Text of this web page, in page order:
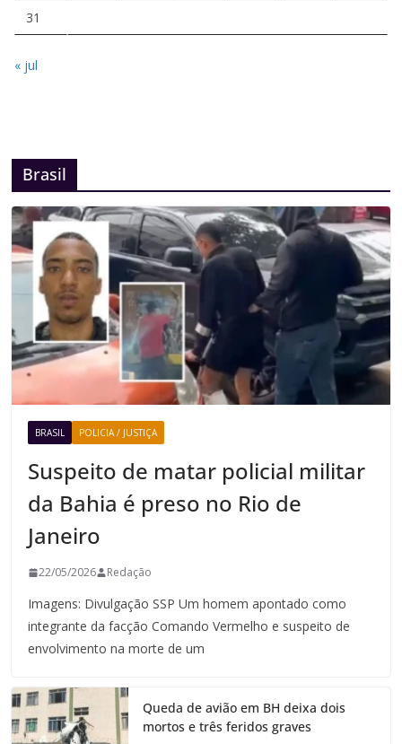
31
« jul
Brasil
BRASIL POLICIA / JUSTIÇA
Suspeito de matar policial militar
da Bahia é preso no Rio de
Janeiro
22/05/2026 Redação
Imagens: Divulgação SSP Um homem apontado como
integrante da facção Comando Vermelho e suspeito de
envolvimento na morte de um
Queda de avião em BH deixa dois
mortos e três feridos graves